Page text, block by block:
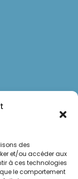
des
et/ou accéder aux
à ces technologies
le comportement